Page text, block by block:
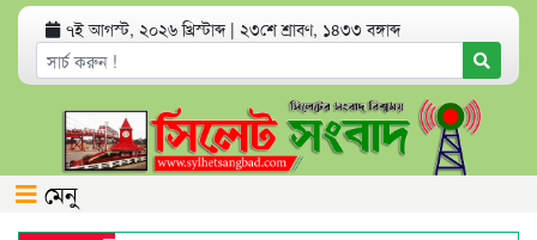
৭ই আগস্ট, ২০২৬ খ্রিস্টাব্দ | ২৩শে শ্রাবণ, ১৪৩৩ বঙ্গাব্দ
মেনু